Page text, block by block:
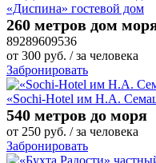
«Диспина» гостевой дом
260 метров дом
89289609536
от 300 руб. / за человека
Забронировать
«Sochi-Hotel им Н.А.
540 метров до моря
от 250 руб. / за человека
Забронировать